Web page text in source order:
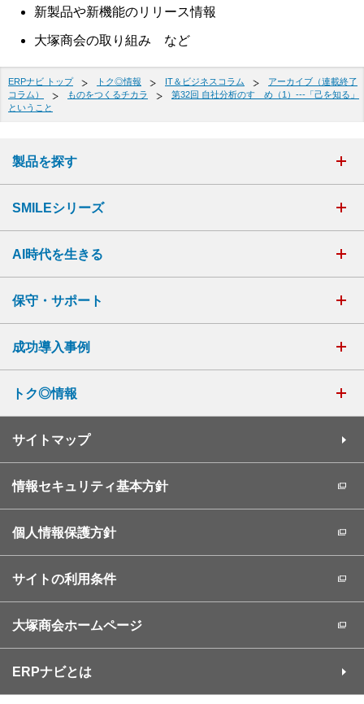
新製品や新機能のリリース情報
大塚商会の取り組み など
ERPナビ トップ トク◎情報 IT＆ビジネスコラム
アーカイブ（連載終了
コラム）
ものをつくるチカラ
第32回 自社分析のすゝめ（1）---「己を知る」
ということ
製品を探す
SMILEシリーズ
AI時代を生きる
保守・サポート
成功導入事例
トク◎情報
サイトマップ
情報セキュリティ基本方針
個人情報保護方針
サイトの利用条件
大塚商会ホームページ
ERPナビとは